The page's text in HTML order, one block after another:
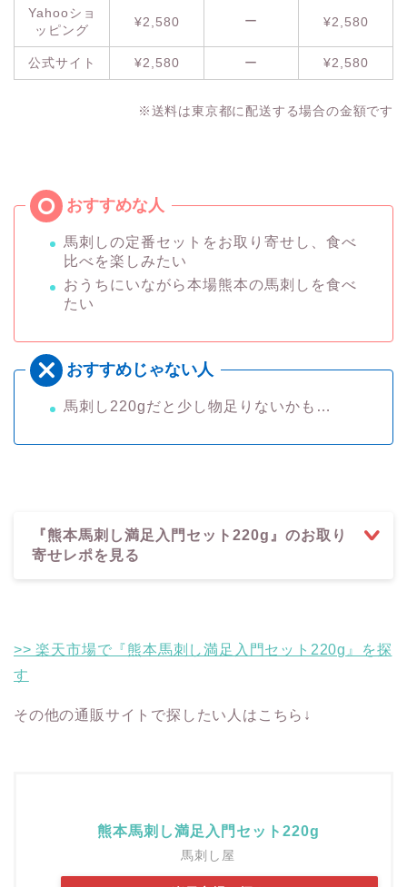
Yahooショ
ッピング
¥2,580 ー ¥2,580
公式サイト ¥2,580 ー ¥2,580
※送料は東京都に配送する場合の金額です
馬刺しの定番セットをお取り寄せし、食べ
比べを楽しみたい
おうちにいながら本場熊本の馬刺しを食べ
たい
馬刺し220gだと少し物足りないかも…
『熊本馬刺し満足入門セット220g』のお取り
寄せレポを見る
>> 楽天市場で『熊本馬刺し満足入門セット220g』を探
す
その他の通販サイトで探したい人はこちら↓
熊本馬刺し満足入門セット220g
馬刺し屋